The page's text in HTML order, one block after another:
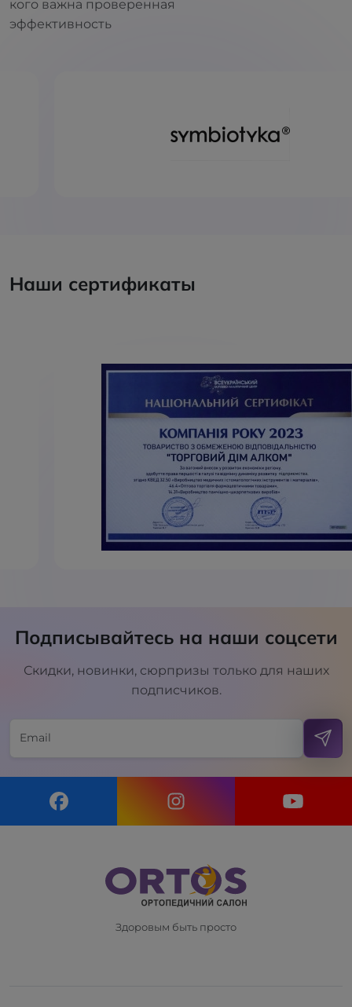
кого важна проверенная
эффективность
Наши сертификаты
Подписывайтесь на наши соцсети
Скидки, новинки, сюрпризы только для наших
подписчиков.
Здоровым быть просто